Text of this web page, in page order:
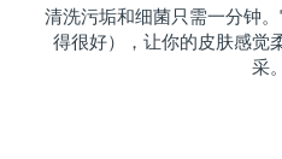
清洗污垢和细菌只需一分钟
得很好），让你的皮肤感觉
采。